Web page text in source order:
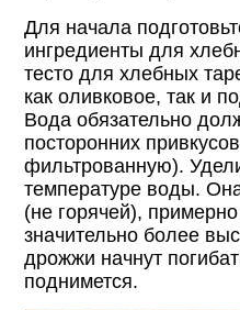
Для начала
ингредиенты для
тесто для хлебных
как оливковое, так и
Вода обязательно
посторонних
фильтрованную).
температуре воды.
(не горячей),
значительно более
дрожжи начнут
поднимется.